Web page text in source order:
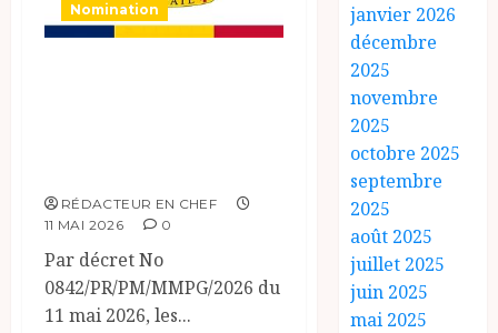
Nomination
RÉDACTEUR EN CHEF
11 MAI 2026
0
Par décret No
0842/PR/PM/MMPG/2026 du
11 mai 2026, les...
janvier 2026
décembre
2025
novembre
2025
octobre 2025
septembre
2025
août 2025
juillet 2025
juin 2025
mai 2025